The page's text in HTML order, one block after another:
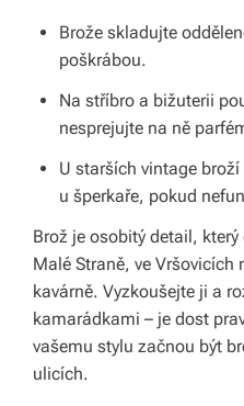
Brože skladujte
poškrábou.
Na stříbro a bižuterii
nesprejujte na ně
U starších vintage
u šperkaře, pokud
Brož je osobitý detail,
Malé Straně, ve Vršovicích
kavárně. Vyzkoušejte ji a
kamarádkami – je dost
vašemu stylu začnou být
ulicích.